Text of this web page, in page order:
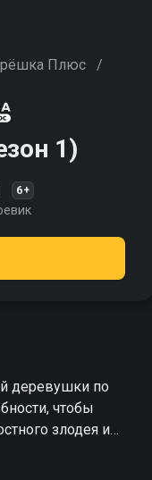
Плюс /
1)
6+
деревушки по
чтобы
злодея и
Сэма"